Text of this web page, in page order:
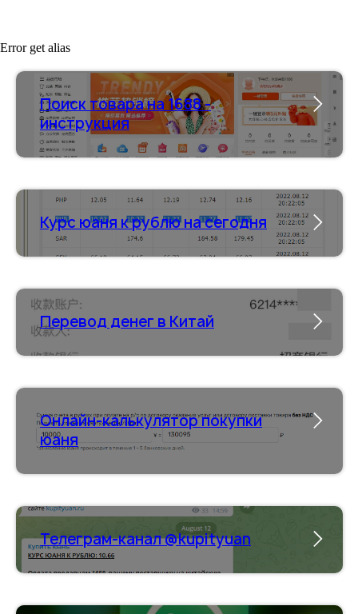
Error get alias
Поиск товара на 1688 -
инструкция
Курс юаня к рублю на сегодня
Перевод денег в Китай
Онлайн-калькулятор покупки
юаня
Телеграм-канал @kupityuan